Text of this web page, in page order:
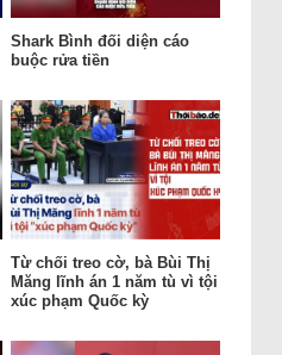
Shark Bình đối diện cáo
buộc rửa tiền
Từ chối treo cờ, bà Bùi Thị
Măng lĩnh án 1 năm tù vì tội
xúc phạm Quốc kỳ